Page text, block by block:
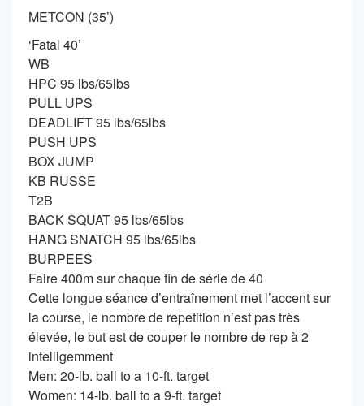
METCON (35’)
‘Fatal 40’
WB
HPC 95 lbs/65lbs
PULL UPS
DEADLIFT 95 lbs/65lbs
PUSH UPS
BOX JUMP
KB RUSSE
T2B
BACK SQUAT 95 lbs/65lbs
HANG SNATCH 95 lbs/65lbs
BURPEES
Faire 400m sur chaque fin de série de 40
Cette longue séance d’entraînement met l’accent sur
la course, le nombre de repetition n’est pas très
élevée, le but est de couper le nombre de rep à 2
intelligemment
Men: 20-lb. ball to a 10-ft. target
Women: 14-lb. ball to a 9-ft. target